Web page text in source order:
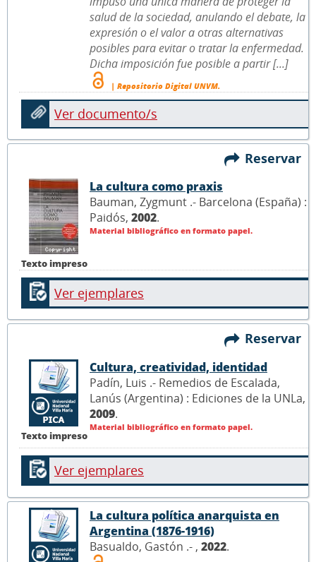
salud de la sociedad, anulando el debate, la
expresión o el valor a otras alternativas
posibles para evitar o tratar la enfermedad.
Dicha imposición fue posible a partir [...]
| Repositorio Digital UNVM.
Ver documento/s
Reservar
Texto impreso
La cultura como praxis
Bauman, Zygmunt .- Barcelona (España) :
Paidós, 2002.
Material bibliográfico en formato papel.
Ver ejemplares
Reservar
Texto impreso
Cultura, creatividad, identidad
Padín, Luis .- Remedios de Escalada,
Lanús (Argentina) : Ediciones de la UNLa,
2009.
Material bibliográfico en formato papel.
Ver ejemplares
La cultura política anarquista en
Argentina (1876-1916)
Basualdo, Gastón .- , 2022.